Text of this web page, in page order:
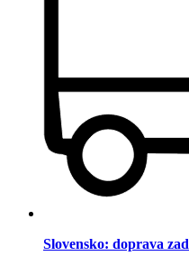
Slovensko: doprava